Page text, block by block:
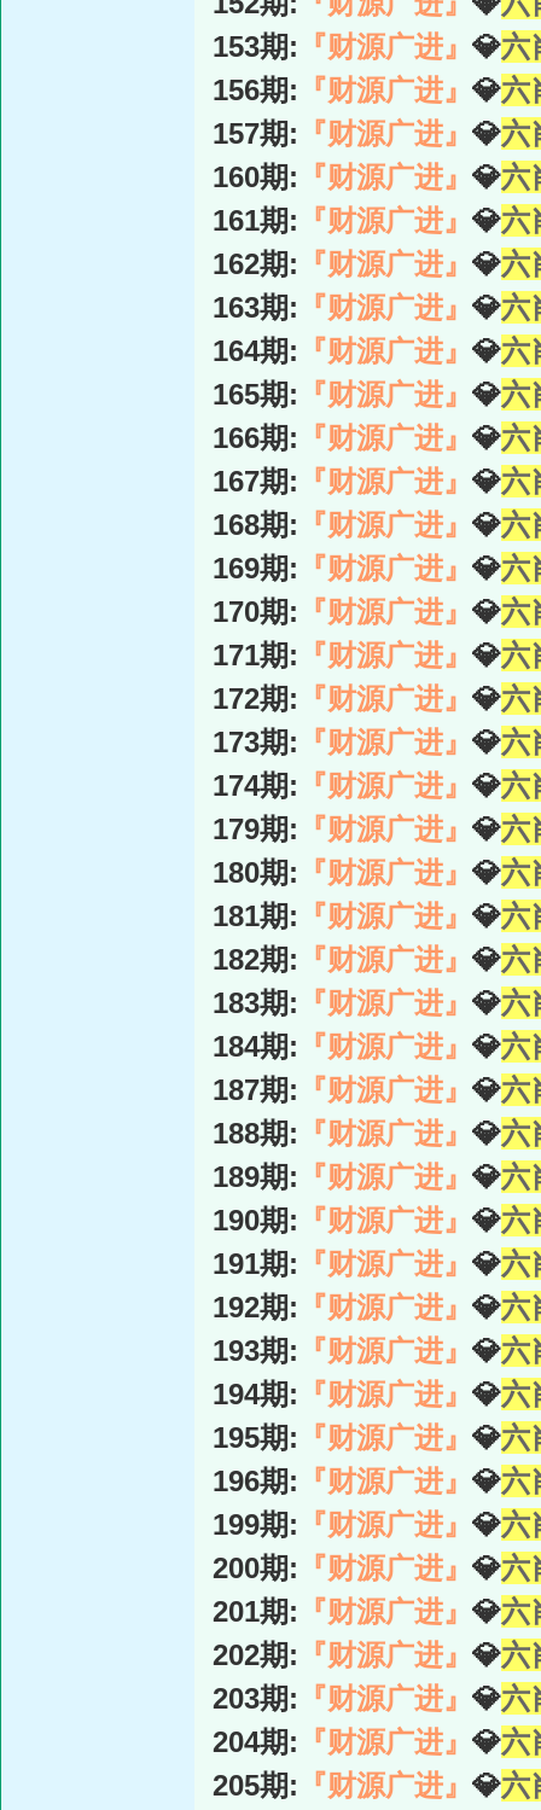
153期: 『财源广进』 💎六
156期: 『财源广进』 💎六
157期: 『财源广进』 💎六
160期: 『财源广进』 💎六
161期: 『财源广进』 💎六
162期: 『财源广进』 💎六
163期: 『财源广进』 💎六
164期: 『财源广进』 💎六
165期: 『财源广进』 💎六
166期: 『财源广进』 💎六
167期: 『财源广进』 💎六
168期: 『财源广进』 💎六
169期: 『财源广进』 💎六
170期: 『财源广进』 💎六
171期: 『财源广进』 💎六
172期: 『财源广进』 💎六
173期: 『财源广进』 💎六
174期: 『财源广进』 💎六
179期: 『财源广进』 💎六
180期: 『财源广进』 💎六
181期: 『财源广进』 💎六
182期: 『财源广进』 💎六
183期: 『财源广进』 💎六
184期: 『财源广进』 💎六
187期: 『财源广进』 💎六
188期: 『财源广进』 💎六
189期: 『财源广进』 💎六
190期: 『财源广进』 💎六
191期: 『财源广进』 💎六
192期: 『财源广进』 💎六
193期: 『财源广进』 💎六
194期: 『财源广进』 💎六
195期: 『财源广进』 💎六
196期: 『财源广进』 💎六
199期: 『财源广进』 💎六
200期: 『财源广进』 💎六
201期: 『财源广进』 💎六
202期: 『财源广进』 💎六
203期: 『财源广进』 💎六
204期: 『财源广进』 💎六
205期: 『财源广进』 💎六